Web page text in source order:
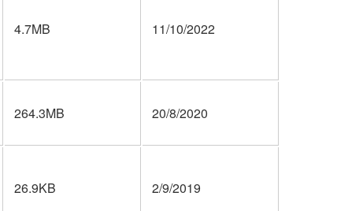
4.7MB 11/10/2022
264.3MB 20/8/2020
26.9KB 2/9/2019